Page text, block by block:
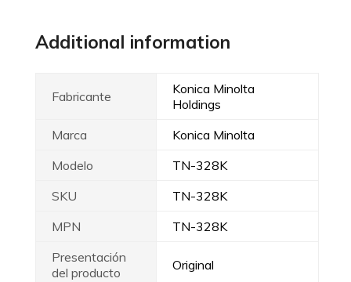
Additional information
Fabricante
Konica Minolta
Holdings
Marca
Konica Minolta
Modelo
TN-328K
SKU
TN-328K
MPN
TN-328K
Presentación
del producto
Original